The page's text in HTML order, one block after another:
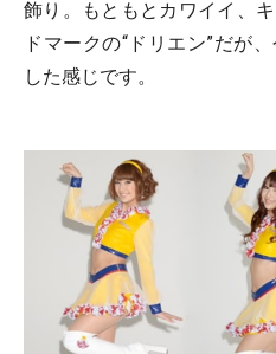
飾り。もともとカワイイ、
ドマークの“ドリエン”だが
した感じです。